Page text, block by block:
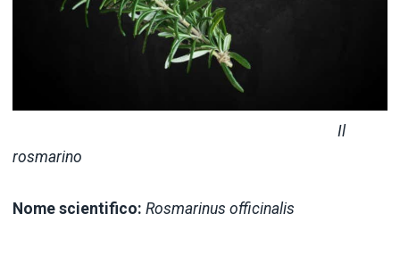
Il
rosmarino
N ome scientifico: Rosmarinus officinalis